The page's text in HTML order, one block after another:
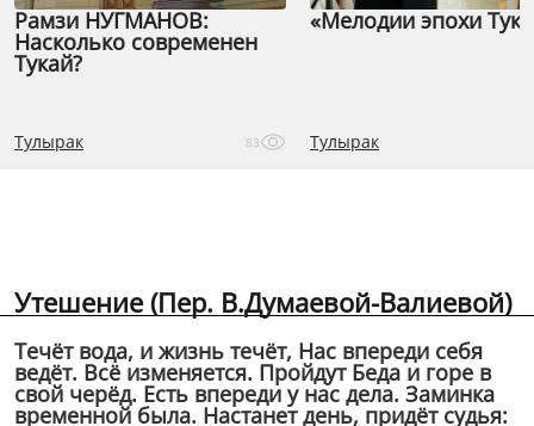
Рамзи НУГМАНОВ:
Насколько современен
Тукай?
Тулырак 83
«Мелодии эпохи
Тулырак
Утешение (Пер. В.Думаевой-Валиевой)
Течёт вода, и жизнь течёт, Нас впереди себя
ведёт. Всё изменяется. Пройдут Беда и горе в
свой черёд. Есть впереди у нас дела. Заминка
временной была. Настанет день, придёт судья: